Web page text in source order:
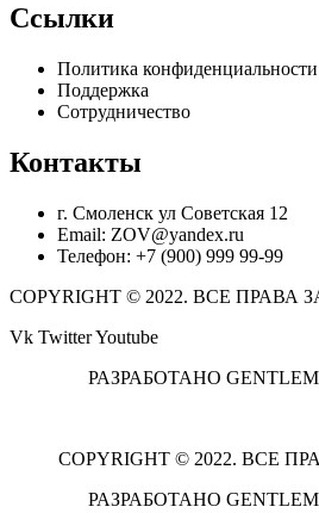
Ссылки
Политика конфиденциальности
Поддержка
Сотрудничество
Контакты
г. Смоленск ул Советская 12
Email: ZOV@yandex.ru
Телефон: +7 (900) 999 99-99
COPYRIGHT © 2022. ВСЕ
Vk TwitterYoutube
РАЗРАБОТАНО
COPYRIGHT © 2022. ВСЕ
РАЗРАБОТАНО